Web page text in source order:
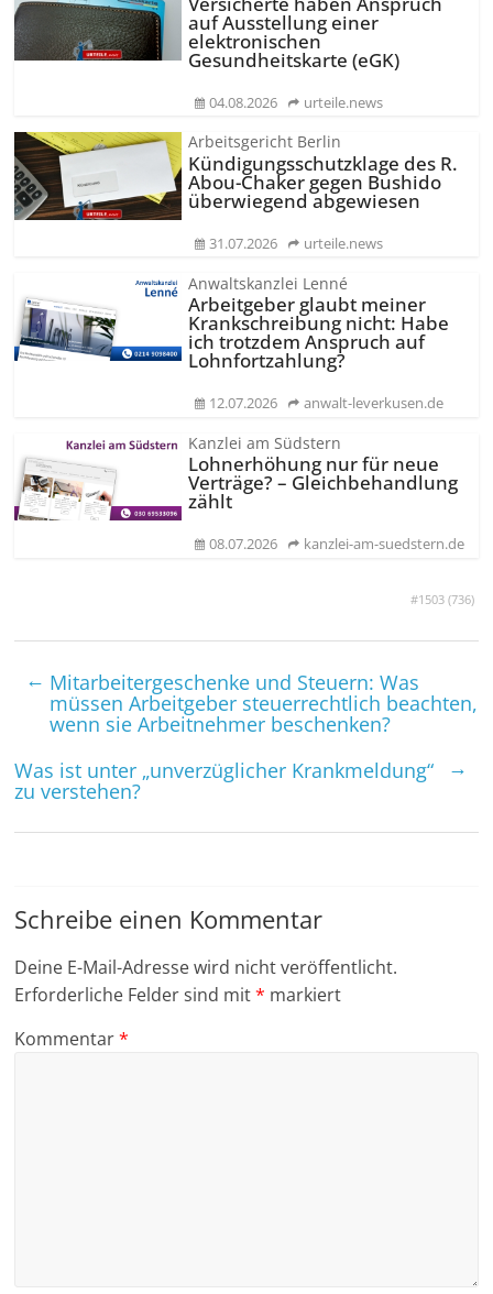
#1503 (736)
auf Ausstellung einer
elektronischen
Gesundheitskarte (eGK)
04.08.2026 urteile.news
Arbeitsgericht Berlin
Kündigungs­schutzklage des R.
Abou-Chaker gegen Bushido
überwiegend abgewiesen
31.07.2026 urteile.news
Anwaltskanzlei Lenné
Arbeitgeber glaubt meiner
Krankschreibung nicht: Habe
ich trotzdem Anspruch auf
Lohnfortzahlung?
12.07.2026 anwalt-leverkusen.de
Kanzlei am Südstern
Lohnerhöhung nur für neue
Verträge? – Gleichbehandlung
zählt
08.07.2026 kanzlei-am-suedstern.de
← Mitarbeitergeschenke und Steuern: Was
müssen Arbeitgeber steuerrechtlich beachten,
wenn sie Arbeitnehmer beschenken?
Was ist unter „unverzüglicher Krank­meldung“
zu verstehen?
→
Schreibe einen Kommentar
Deine E-Mail-Adresse wird nicht veröffentlicht.
Erforderliche Felder sind mit* markiert
Kommentar*